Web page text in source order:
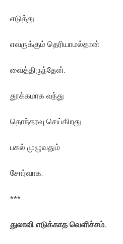
எடுத்து
எவருக்கும் தெரியாமல்தான்
வைத்திருந்தேன்.
தூக்கமாக வந்து
தொந்தரவு செய்கிறது
பகல் முழுவதும்
சோர்வாக.
***
துலாவி எடுக்காத வெளிச்சம்.